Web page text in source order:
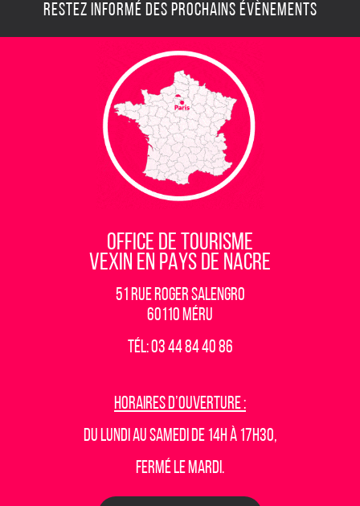
RESTEZ INFORMÉ DES PROCHAINS ÉVÈNEMENTS
OFFICE DE TOURISME
VEXIN EN PAYS DE NACRE
51 rue Roger Salengro
60110 Méru
Tél: 03 44 84 40 86
Horaires d’ouverture :
Du lundi au samedi de 14h à 17h30,
fermé le mardi.